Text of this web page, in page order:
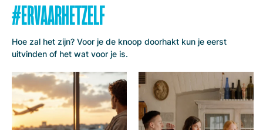
#ERVAARHETZELF
Hoe zal het zijn? Voor je de knoop doorhakt kun je eerst
uitvinden of het wat voor je is.